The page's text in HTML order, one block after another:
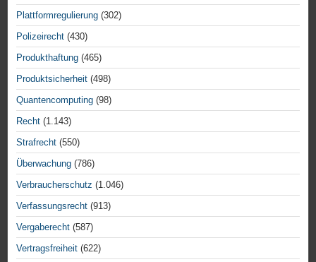
Plattformregulierung (302)
Polizeirecht (430)
Produkthaftung (465)
Produktsicherheit (498)
Quantencomputing (98)
Recht (1.143)
Strafrecht (550)
Überwachung (786)
Verbraucherschutz (1.046)
Verfassungsrecht (913)
Vergaberecht (587)
Vertragsfreiheit (622)